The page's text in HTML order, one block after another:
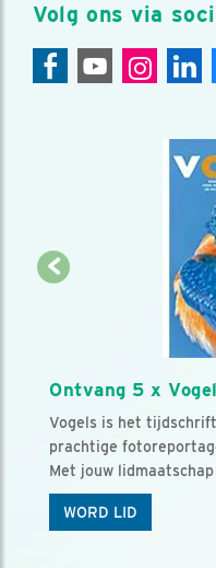
Volg ons via
Ontvang 5 x
Vogels is het
prachtige
Met jouw
WORD LID